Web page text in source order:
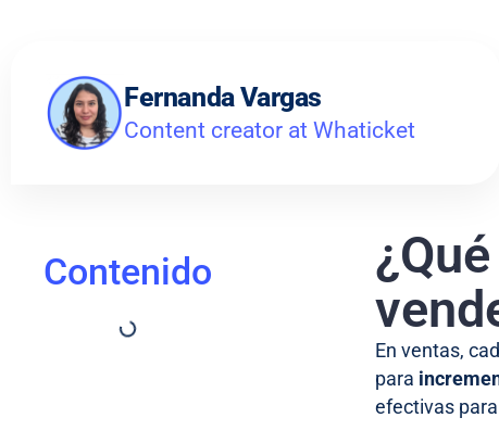
Fernanda Vargas
Content creator at Whaticket
Contenido
En ventas,
para
efectivas